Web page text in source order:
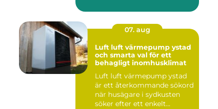
07. aug
Luft luft värmepump ystad
och smarta val för ett
behagligt inomhusklimat
Luft luft värmepump ystad
är ett återkommande sökord
när husägare i sydkusten
söker efter ett enkelt...